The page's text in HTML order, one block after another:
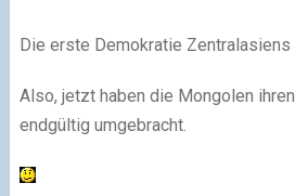
Die erste Demokratie Zentralasiens
Also, jetzt haben die Mongolen ihren
endgültig umgebracht.